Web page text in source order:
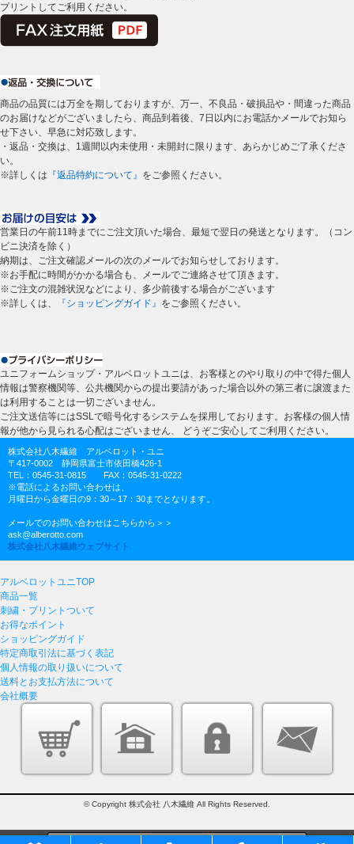
プリントしてご利用ください。
商品の品質には万全を期しておりますが、万一、不良品・破損品や・間違った商品
のお届けなどがございましたら、商品到着後、7日以内にお電話かメールでお知ら
せ下さい、早急に対応致します。
・返品・交換は、1週間以内未使用・未開封に限ります、あらかじめご了承くださ
い。
※詳しくは 『返品特約について』 をご参照ください。
営業日の午前11時までにご注文頂いた場合、最短で翌日の発送となります。（コン
ビニ決済を除く）
納期は、ご注文確認メールの次のメールでお知らせしております。
※お手配に時間がかかる場合も、メールでご連絡させて頂きます。
※ご注文の混雑状況などにより、多少前後する場合がございます
※詳しくは、
『ショッピングガイド』 をご参照ください。
ユニフォームショップ・アルベロットユニは、お客様とのやり取りの中で得た個人
情報は警察機関等、公共機関からの提出要請があった場合以外の第三者に譲渡また
は利用することは一切ございません。
ご注文送信等にはSSLで暗号化するシステムを採用しております。お客様の個人情
報が他から見られる心配はございません、 どうぞご安心してご利用ください。
株式会社八木繊維 アルベロット・ユニ
〒417-0002 静岡県富士市依田橋426-1
TEL：0545-31-0815 FAX：0545-31-0222
※電話によるお問い合わせは、
月曜日から金曜日の9：30～17：30までとなります。
メールでのお問い合わせはこちらから＞＞
ask@alberotto.com
株式会社八木繊維ウェブサイト
アルベロットユニTOP
商品一覧
刺繍・プリントついて
お得なポイント
ショッピングガイド
特定商取引法に基づく表記
個人情報の取り扱いについて
送料とお支払方法について
会社概要
© Copyright 株式会社 八木繊維 All Rights Reserved.